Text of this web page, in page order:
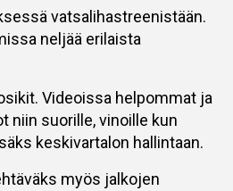
vatsalihastreenistään.
neljää erilaista
Videoissa helpommat ja
niin suorille, vinoille kun
keskivartalon hallintaan.
myös jalkojen